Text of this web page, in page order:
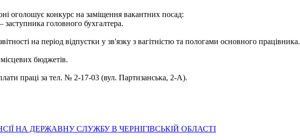
оголошує конкурс на заміщення вакантних посад:
заступника головного бухгалтера.
на період відпустки у зв'язку з вагітністю та пологами основного працівника.
бюджетів.
праці за тел. № 2-17-03 (вул. Партизанська, 2-А).
НА ДЕРЖАВНУ СЛУЖБУ В ЧЕРНІГІВСЬКІЙ ОБЛАСТІ